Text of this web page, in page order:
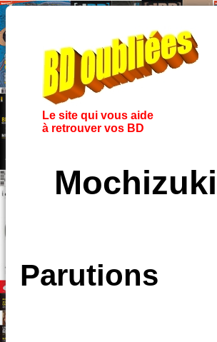
Le site qui vous aide
à retrouver vos BD
Parutions